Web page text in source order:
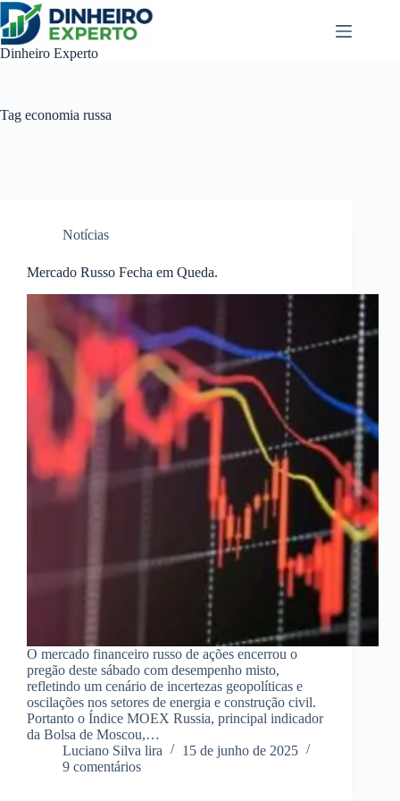
Pular
para
o
conteúdo
Dinheiro Experto
Tag economia russa
Notícias
Mercado Russo Fecha em Queda.
O mercado financeiro russo de ações encerrou o
pregão deste sábado com desempenho misto,
refletindo um cenário de incertezas geopolíticas e
oscilações nos setores de energia e construção civil.
Portanto o Índice MOEX Russia, principal indicador
da Bolsa de Moscou,…
Luciano Silva lira
15 de junho de 2025
9 comentários